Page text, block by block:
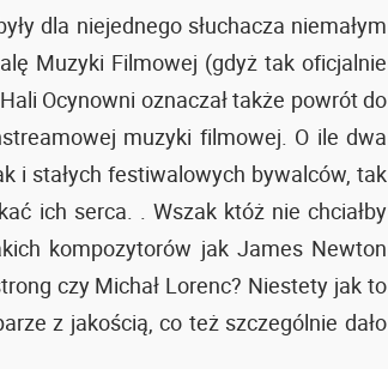
dla niejednego słuchacza niemałym
Muzyki Filmowej (gdyż tak oficjalnie
Ocynowni oznaczał także powrót do
muzyki filmowej. O ile dwa
i stałych festiwalowych bywalców, tak
ich serca. . Wszak któż nie chciałby
kompozytorów jak James Newton
czy Michał Lorenc? Niestety jak to
z jakością, co też szczególnie dało